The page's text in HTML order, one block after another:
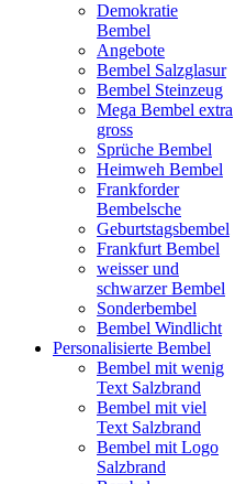
Demokratie
Bembel
Angebote
Bembel Salzglasur
Bembel Steinzeug
Mega Bembel extra
gross
Sprüche Bembel
Heimweh Bembel
Frankforder
Bembelsche
Geburtstagsbembel
Frankfurt Bembel
weisser und
schwarzer Bembel
Sonderbembel
Bembel Windlicht
Personalisierte Bembel
Bembel mit wenig
Text Salzbrand
Bembel mit viel
Text Salzbrand
Bembel mit Logo
Salzbrand